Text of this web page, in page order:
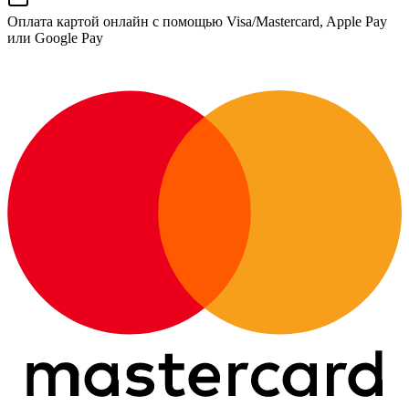
Оплата картой онлайн с помощью Visa/Mastercard, Apple Pay
или Google Pay